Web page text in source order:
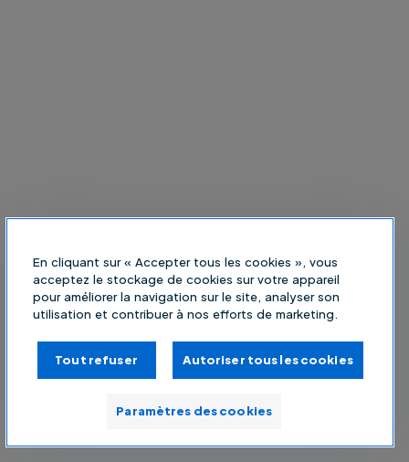
En cliquant sur « Accepter tous les cookies », vous
acceptez le stockage de cookies sur votre appareil
pour améliorer la navigation sur le site, analyser son
utilisation et contribuer à nos efforts de marketing.
Tout refuser Autoriser tous les cookies
Paramètres des cookies